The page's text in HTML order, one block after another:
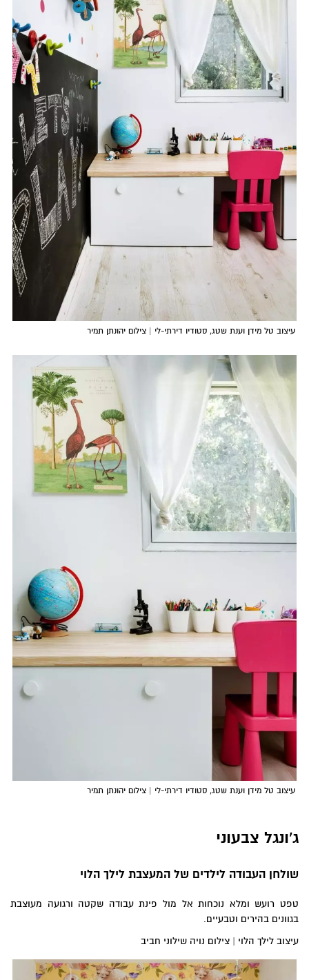
עיצוב טל מידן וענת שטג, סטודיו דירתי-לי | צילום יהונתן תמיר
עיצוב טל מידן וענת שטג, סטודיו דירתי-לי | צילום יהונתן תמיר
ג'ונגל צבעוני
שולחן העבודה לילדים של המעצבת לילך הלוי
טפט רועש ומלא נוכחות אל מול פינת עבודה שקטה ורגועה מעוצבת
בגוונים בהירים וטבעיים.
עיצוב לילך הלוי | צילום נויה שילוני חביב